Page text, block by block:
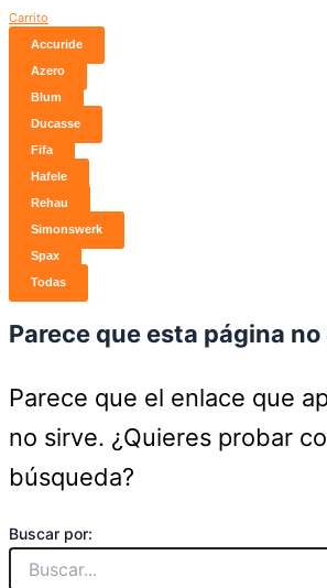
Carrito
Accuride
Azero
Blum
Ducasse
Fifa
Hafele
Rehau
Simonswerk
Spax
Todas
Parece que esta página
Parece que el enlace que
no sirve. ¿Quieres probar
búsqueda?
Buscar por: